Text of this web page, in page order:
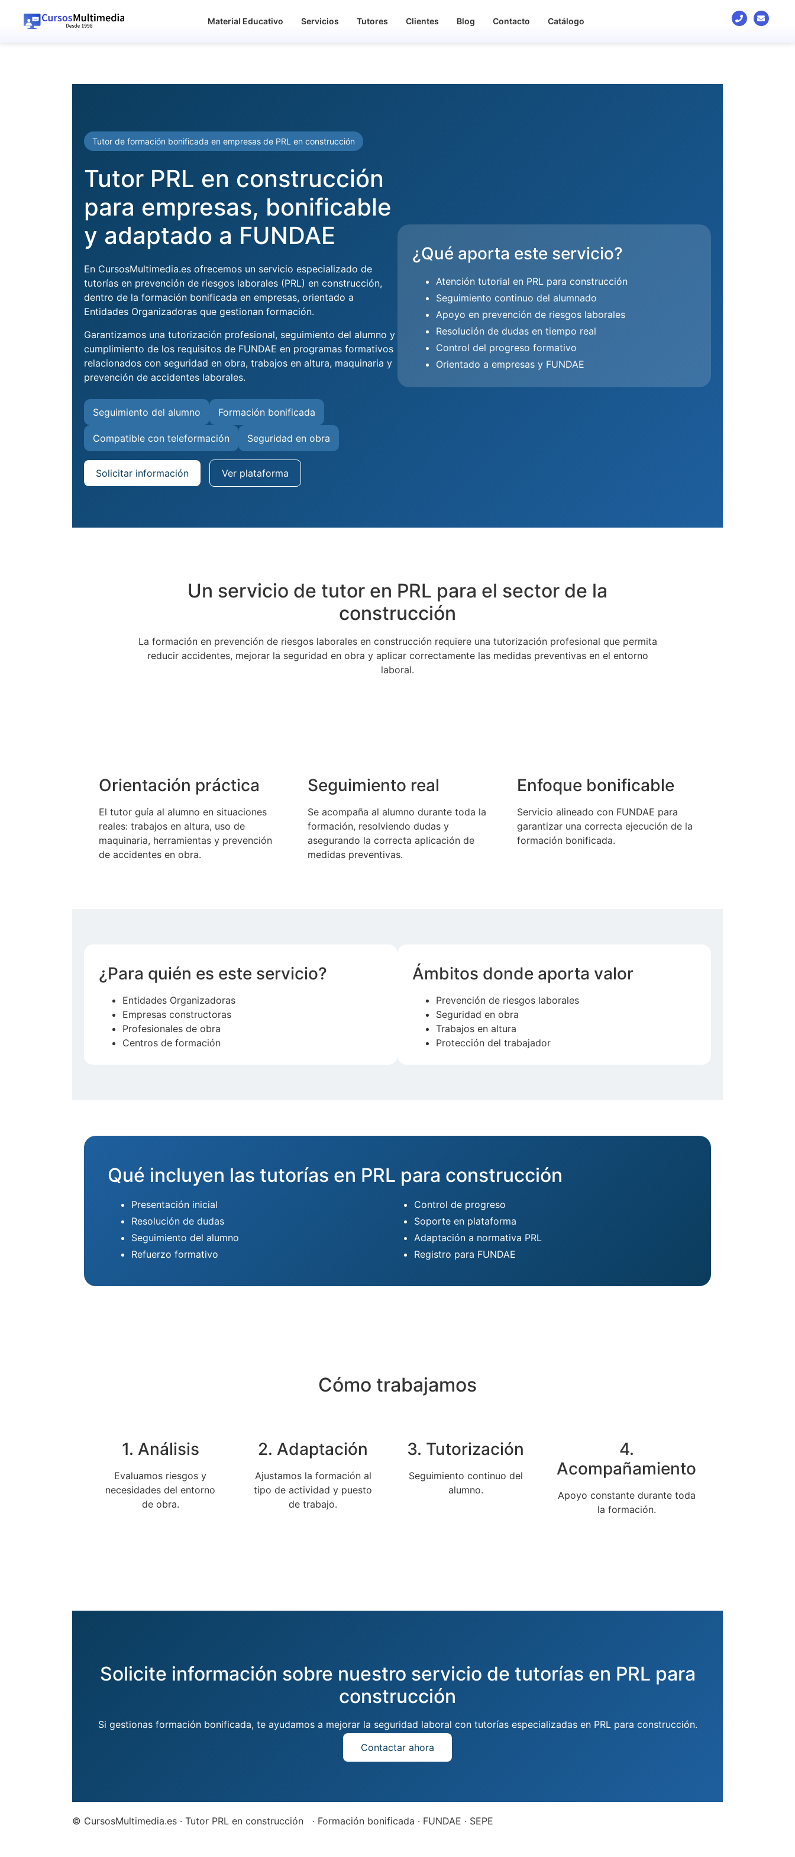
Material Educativo Servicios Tutores Clientes Blog Contacto Catálogo
Tutor de formación bonificada en empresas de PRL en construcción
Tutor PRL en construcción
para empresas, bonificable
y adaptado a FUNDAE
En CursosMultimedia.es ofrecemos un servicio especializado de
tutorías en prevención de riesgos laborales (PRL) en construcción,
dentro de la formación bonificada en empresas, orientado a
Entidades Organizadoras que gestionan formación.
Garantizamos una tutorización profesional, seguimiento del alumno y
cumplimiento de los requisitos de FUNDAE en programas formativos
relacionados con seguridad en obra, trabajos en altura, maquinaria y
prevención de accidentes laborales.
Seguimiento del alumno Formación bonificada
Compatible con teleformación Seguridad en obra
Solicitar información Ver plataforma
¿Qué aporta este servicio?
Atención tutorial en PRL para construcción
Seguimiento continuo del alumnado
Apoyo en prevención de riesgos laborales
Resolución de dudas en tiempo real
Control del progreso formativo
Orientado a empresas y FUNDAE
Un servicio de tutor en PRL para el sector de la
construcción
La formación en prevención de riesgos laborales en construcción requiere una tutorización profesional que permita
reducir accidentes, mejorar la seguridad en obra y aplicar correctamente las medidas preventivas en el entorno
laboral.
Orientación práctica
El tutor guía al alumno en situaciones
reales: trabajos en altura, uso de
maquinaria, herramientas y prevención
de accidentes en obra.
Seguimiento real
Se acompaña al alumno durante toda la
formación, resolviendo dudas y
asegurando la correcta aplicación de
medidas preventivas.
Enfoque bonificable
Servicio alineado con FUNDAE para
garantizar una correcta ejecución de la
formación bonificada.
¿Para quién es este servicio?
Entidades Organizadoras
Empresas constructoras
Profesionales de obra
Centros de formación
Ámbitos donde aporta valor
Prevención de riesgos laborales
Seguridad en obra
Trabajos en altura
Protección del trabajador
Qué incluyen las tutorías en PRL para construcción
Presentación inicial
Resolución de dudas
Seguimiento del alumno
Refuerzo formativo
Control de progreso
Soporte en plataforma
Adaptación a normativa PRL
Registro para FUNDAE
Cómo trabajamos
1. Análisis
Evaluamos riesgos y
necesidades del entorno
de obra.
2. Adaptación
Ajustamos la formación al
tipo de actividad y puesto
de trabajo.
3. Tutorización
Seguimiento continuo del
alumno.
4.
Acompañamiento
Apoyo constante durante toda
la formación.
Solicite información sobre nuestro servicio de tutorías en PRL para
construcción
Si gestionas formación bonificada, te ayudamos a mejorar la seguridad laboral con tutorías especializadas en PRL para construcción.
Contactar ahora
© CursosMultimedia.es · Tutor PRL en construcción · Formación bonificada · FUNDAE · SEPE